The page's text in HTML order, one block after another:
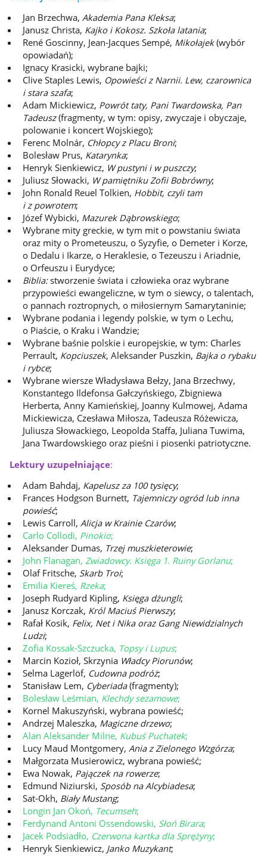
Jan Brzechwa, Akademia Pana Kleksa;
Janusz Christa, Kajko i Kokosz. Szkoła latania;
René Goscinny, Jean-Jacques Sempé, Mikołajek(wybór
opowiadań);
Ignacy Krasicki, wybrane bajki;
Clive Staples Lewis, Opowieści z Narnii. Lew, czarownica
i stara szafa;
Adam Mickiewicz, Powrót taty, Pani Twardowska, Pan
Tadeusz(fragmenty, w tym: opisy, zwyczaje i obyczaje,
polowanie i koncert Wojskiego);
Ferenc Molnár, Chłopcy z Placu Broni;
Bolesław Prus, Katarynka;
Henryk Sienkiewicz, W pustyni i w puszczy;
Juliusz Słowacki, W pamiętniku Zofii Bobrówny;
John Ronald Reuel Tolkien, Hobbit, czyli tam
i z powrotem;
Józef Wybicki, Mazurek Dąbrowskiego;
Wybrane mity greckie, w tym mit o powstaniu świata
oraz mity o Prometeuszu, o Syzyfie, o Demeter i Korze,
o Dedalu i Ikarze, o Heraklesie, o Tezeuszu i Ariadnie,
o Orfeuszu i Eurydyce;
Biblia:stworzenie świata i człowieka oraz wybrane
przypowieści ewangeliczne, w tym o siewcy, o talentach,
o pannach roztropnych, o miłosiernym Samarytaninie;
Wybrane podania i legendy polskie, w tym o Lechu,
o Piaście, o Kraku i Wandzie;
Wybrane baśnie polskie i europejskie, w tym: Charles
Perrault, Kopciuszek, Aleksander Puszkin, Bajka o rybaku
i rybce;
Wybrane wiersze Władysława Bełzy, Jana Brzechwy,
Konstantego Ildefonsa Gałczyńskiego, Zbigniewa
Herberta, Anny Kamieńskiej, Joanny Kulmowej, Adama
Mickiewicza, Czesława Miłosza, Tadeusza Różewicza,
Juliusza Słowackiego, Leopolda Staffa, Juliana Tuwima,
Jana Twardowskiego oraz pieśni i piosenki patriotyczne.
Lektury uzupełniające:
Adam Bahdaj, Kapelusz za 100 tysięcy;
Frances Hodgson Burnett, Tajemniczy ogród lub inna
powieść;
Lewis Carroll, Alicja w Krainie Czarów;
Carlo Collodi, Pinokio;
Aleksander Dumas, Trzej muszkieterowie;
John Flanagan, Zwiadowcy. Księga 1. Ruiny Gorlanu;
Olaf Fritsche, Skarb Troi;
Emilia Kiereś, Rzeka;
Joseph Rudyard Kipling, Księga dżungli;
Janusz Korczak, Król Maciuś Pierwszy;
Rafał Kosik, Felix, Net i Nika oraz Gang Niewidzialnych
Ludzi;
Zofia Kossak-Szczucka, Topsy i Lupus;
Marcin Kozioł, Skrzynia Władcy Piorunów;
Selma Lagerlöf, Cudowna podróż;
Stanisław Lem, Cyberiada(fragmenty);
Bolesław Leśmian, Klechdy sezamowe;
Kornel Makuszyński, wybrana powieść;
Andrzej Maleszka, Magiczne drzewo;
Alan Aleksander Milne, Kubuś Puchatek;
Lucy Maud Montgomery, Ania z Zielonego Wzgórza;
Małgorzata Musierowicz, wybrana powieść;
Ewa Nowak, Pajączek na rowerze;
Edmund Niziurski, Sposób na Alcybiadesa;
Sat-Okh, Biały Mustang;
Longin Jan Okoń, Tecumseh;
Ferdynand Antoni Ossendowski, Słoń Birara;
Jacek Podsiadło, Czerwona kartka dla Sprężyny;
Henryk Sienkiewicz, Janko Muzykant;